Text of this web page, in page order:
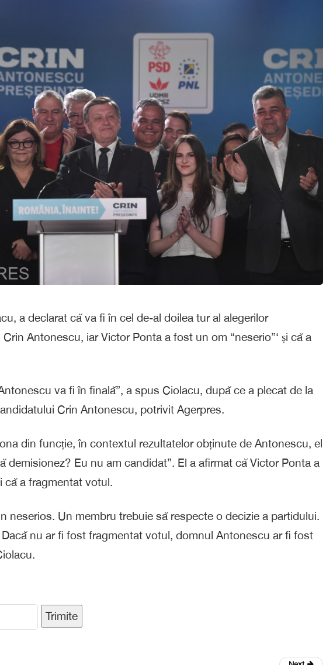
a declarat că va fi în cel de-al doilea tur al alegerilor
Antonescu, iar Victor Ponta a fost un om “neserio”‘ și că a
va fi în finală”, a spus Ciolacu, după ce a plecat de la
Crin Antonescu, potrivit Agerpres.
din funcție, în contextul rezultatelor obținute de Antonescu, el
demisionez? Eu nu am candidat”. El a afirmat că Victor Ponta a
că a fragmentat votul.
neserios. Un membru trebuie să respecte o decizie a partidului.
nu ar fi fost fragmentat votul, domnul Antonescu ar fi fost
Trimite